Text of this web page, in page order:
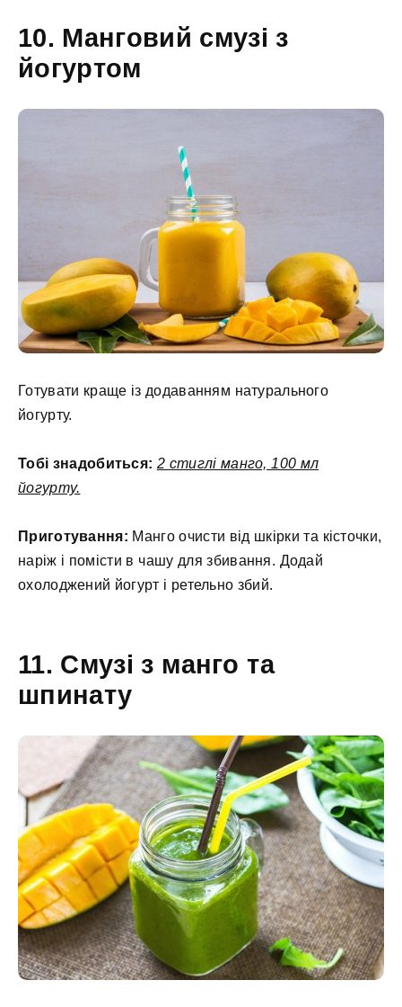
10. Манговий смузі з
йогуртом
Готувати краще із додаванням натурального
йогурту.
Тобі знадобиться: 2 стиглі манго, 100 мл
йогурту.
Приготування: Манго очисти від шкірки та кісточки,
наріж і помісти в чашу для збивання. Додай
охолоджений йогурт і ретельно збий.
11. Смузі з манго та
шпинату